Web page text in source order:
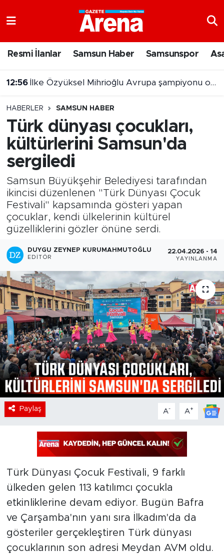
Resmi İlanlar Samsun Haber Samsunspor
12:47 Dev çekirge şaşırttı: Böylesini ilk kez gördük!
HABERLER SAMSUN HABER
Türk dünyası çocukları,
kültürlerini Samsun'da
sergiledi
Samsun Büyükşehir Belediyesi tarafından
ikincisi düzenlenen "Türk Dünyası Çocuk
Festivali" kapsamında gösteri yapan
çocuklar, kendi ülkelerinin kültürel
güzelliklerini gözler önüne serdi.
DUYGU ZEYNEP KURUMAHMUTOĞLU
EDITÖR
22.04.2026 -
YAYINLANMA
Paylaş A- A+
Türk Dünyası Çocuk Festivali, 9 farklı
ülkeden gelen 113 katılımcı çocukla
etkinliklerine devam ediyor. Bugün Bafra
ve Çarşamba'nın yanı sıra İlkadım'da da
gösteriler gerçekleştiren Türk dünyası
çocuklarının son adresi Meydan AVM oldu.
Samsun Namaz Vakitleri
Süper Lig Puan Durumu ve Fikstür
Tüm Manşetler
Son Dakika Haberleri
Haber Arşivi